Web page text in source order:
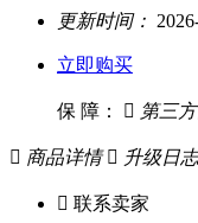
更新时间：
立即购买
保 障：  第三
 商品详情  升级日志
 联系卖家